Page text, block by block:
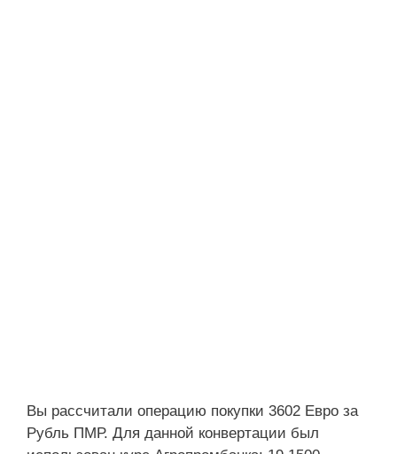
Вы рассчитали операцию покупки 3602 Евро за
Рубль ПМР. Для данной конвертации был